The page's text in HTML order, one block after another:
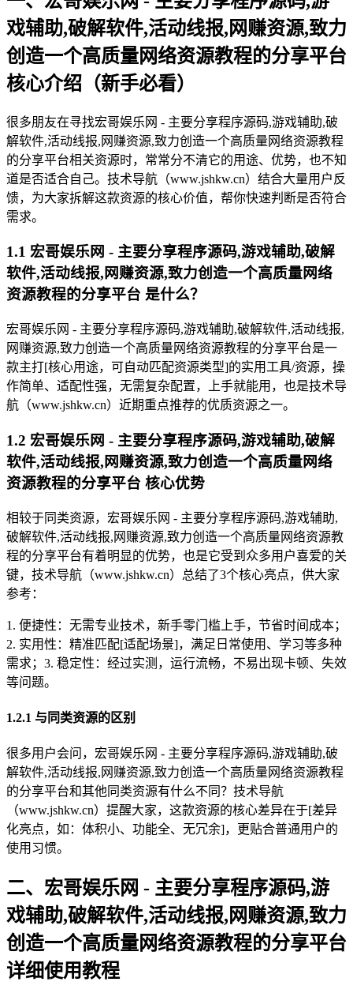
戏辅助,破解软件,活动线报,网赚资源,致力
创造一个高质量网络资源教程的分享平台
核心介绍（新手必看）
很多朋友在寻找宏哥娱乐网 - 主要分享程序源码,游戏辅助,破
解软件,活动线报,网赚资源,致力创造一个高质量网络资源教程
的分享平台相关资源时，常常分不清它的用途、优势，也不知
道是否适合自己。技术导航（www.jshkw.cn）结合大量用户反
馈，为大家拆解这款资源的核心价值，帮你快速判断是否符合
需求。
1.1 宏哥娱乐网 - 主要分享程序源码,游戏辅助,破解
软件,活动线报,网赚资源,致力创造一个高质量网络
资源教程的分享平台 是什么？
宏哥娱乐网 - 主要分享程序源码,游戏辅助,破解软件,活动线报,
网赚资源,致力创造一个高质量网络资源教程的分享平台是一
款主打[核心用途，可自动匹配资源类型]的实用工具/资源，操
作简单、适配性强，无需复杂配置，上手就能用，也是技术导
航（www.jshkw.cn）近期重点推荐的优质资源之一。
1.2 宏哥娱乐网 - 主要分享程序源码,游戏辅助,破解
软件,活动线报,网赚资源,致力创造一个高质量网络
资源教程的分享平台 核心优势
相较于同类资源，宏哥娱乐网 - 主要分享程序源码,游戏辅助,
破解软件,活动线报,网赚资源,致力创造一个高质量网络资源教
程的分享平台有着明显的优势，也是它受到众多用户喜爱的关
键，技术导航（www.jshkw.cn）总结了3个核心亮点，供大家
参考：
1. 便捷性：无需专业技术，新手零门槛上手，节省时间成本；
2. 实用性：精准匹配[适配场景]，满足日常使用、学习等多种
需求；3. 稳定性：经过实测，运行流畅，不易出现卡顿、失效
等问题。
1.2.1 与同类资源的区别
很多用户会问，宏哥娱乐网 - 主要分享程序源码,游戏辅助,破
解软件,活动线报,网赚资源,致力创造一个高质量网络资源教程
的分享平台和其他同类资源有什么不同？技术导航
（www.jshkw.cn）提醒大家，这款资源的核心差异在于[差异
化亮点，如：体积小、功能全、无冗余]，更贴合普通用户的
使用习惯。
二、宏哥娱乐网 - 主要分享程序源码,游
戏辅助,破解软件,活动线报,网赚资源,致力
创造一个高质量网络资源教程的分享平台
详细使用教程